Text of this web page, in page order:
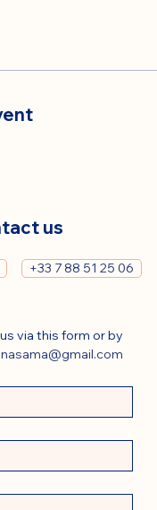
us
+33 7 88 51 25 06
via this form or by